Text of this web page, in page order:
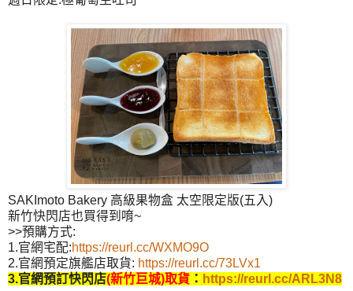
SAKImoto Bakery 高級果物盒 太空限定版(五入)
新竹快閃店也買得到唷~
>>預購方式:
1.官網宅配:https://reurl.cc/WXMO9O
2.官網預定旗艦店取貨: https://reurl.cc/73LVx1
3.官網預訂快閃店(新竹巨城)取貨 ： https://reurl.cc/ARL3N8